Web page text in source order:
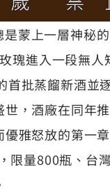
蒙上一層神秘
瑰進入一段無人
批蒸餾新酒並
，酒廠在同年
雅怒放的第一
限量800瓶、台